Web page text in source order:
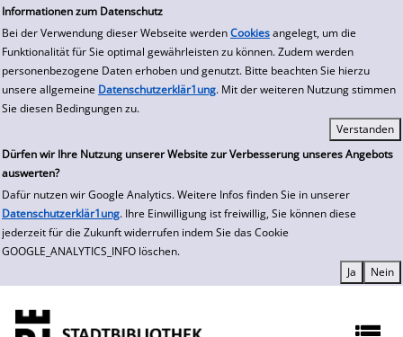
Informationen zum Datenschutz
Bei der Verwendung dieser Webseite werden Cookies angelegt, um die
Funktionalität für Sie optimal gewährleisten zu können. Zudem werden
personenbezogene Daten erhoben und genutzt. Bitte beachten Sie hierzu
unsere allgemeine Datenschutzerklär1ung. Mit der weiteren Nutzung stimmen
Sie diesen Bedingungen zu.
Dürfen wir Ihre Nutzung unserer Website zur Verbesserung unseres Angebots
auswerten?
Dafür nutzen wir Google Analytics. Weitere Infos finden Sie in unserer
Datenschutzerklär1ung. Ihre Einwilligung ist freiwillig, Sie können diese
jederzeit für die Zukunft widerrufen indem Sie das Cookie
GOOGLE_ANALYTICS_INFO löschen.
zur Navigation springen
zum Inhalt springen